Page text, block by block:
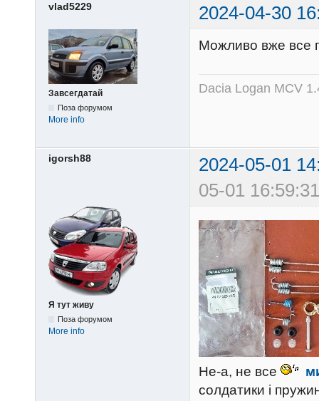
vlad5229 2024-04-30
Завсегдатай
Поза форумом
More info
Можливо вже все
Dacia Logan MCV
igorsh88
2024-05-01
05-01
Я тут живу
Поза форумом
More info
Не-а, не все
солдатики і